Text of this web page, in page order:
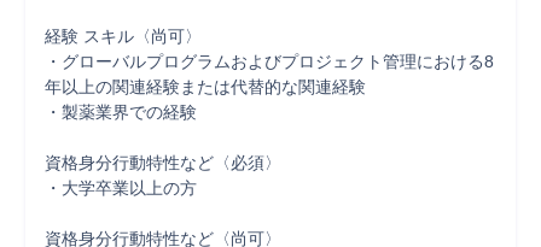
経験 スキル〈尚可〉
・グローバルプログラムおよびプロジェクト管理における8
年以上の関連経験または代替的な関連経験
・製薬業界での経験
資格身分行動特性など〈必須〉
・大学卒業以上の方
資格身分行動特性など〈尚可〉